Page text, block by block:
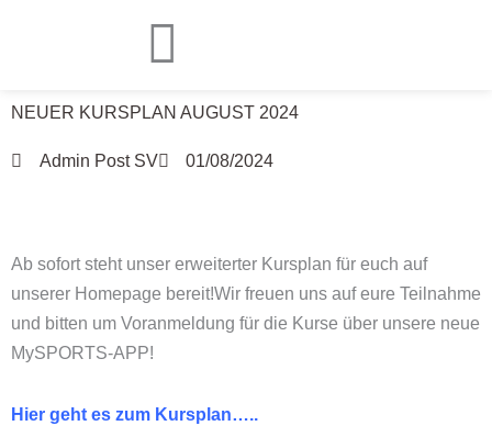
NEUER KURSPLAN AUGUST 2024
Admin Post SV 01/08/2024
Ab sofort steht unser erweiterter Kursplan für euch auf
unserer Homepage bereit!Wir freuen uns auf eure Teilnahme
und bitten um Voranmeldung für die Kurse über unsere neue
MySPORTS-APP!
Hier geht es zum Kursplan…..